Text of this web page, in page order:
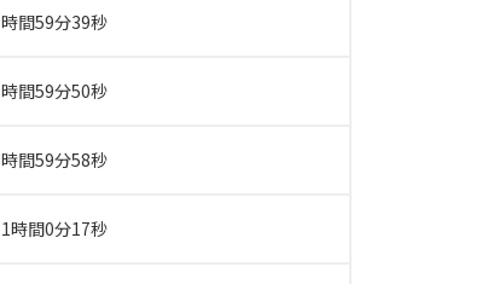
時間59分39秒
時間59分50秒
時間59分58秒
1時間0分17秒